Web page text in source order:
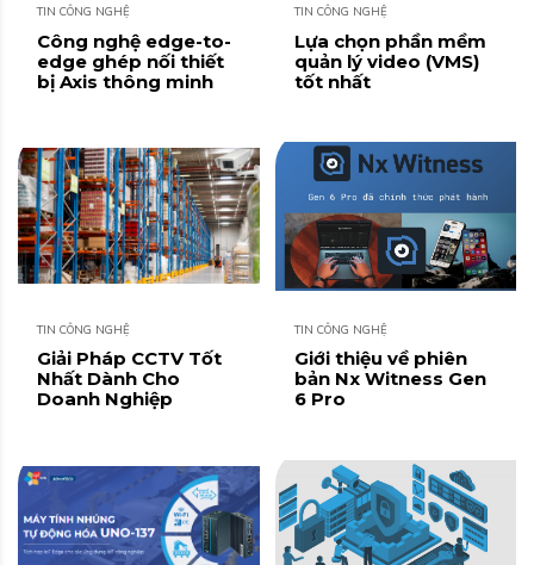
TIN CÔNG NGHỆ
Công nghệ edge-to-
edge ghép nối thiết
bị Axis thông minh
TIN CÔNG NGHỆ
Lựa chọn phần mềm
quản lý video (VMS)
tốt nhất
TIN CÔNG NGHỆ
Giải Pháp CCTV Tốt
Nhất Dành Cho
Doanh Nghiệp
TIN CÔNG NGHỆ
Giới thiệu về phiên
bản Nx Witness Gen
6 Pro